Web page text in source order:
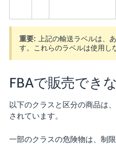
重要:
上記の輸送ラベルは、
す。これらのラベルは使用し
FBAで販売でき
以下のクラスと区分の商品は
されています。
一部のクラスの危険物は、制